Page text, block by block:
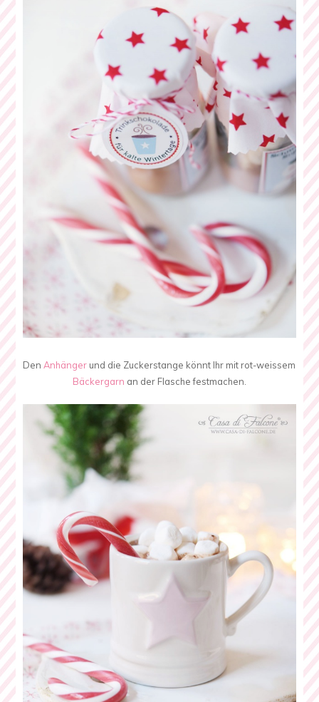
DenAnhänger und die Zuckerstange könnt Ihr mit rot-weissem
Bäckergarn an der Flasche festmachen.